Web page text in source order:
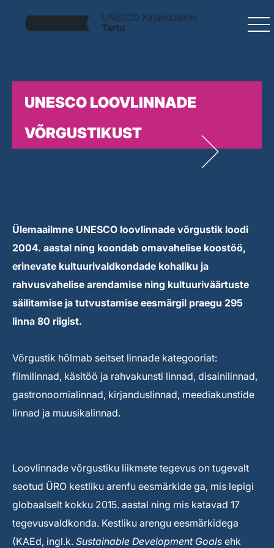
UNESCO LOOVLINNADE
VÕRGUSTIKUST
Ülemaailmne UNESCO loovlinnade võrgustik loodi
2004. aastal ning koondab omavahelise koostöö,
erinevate kultuurivaldkondade kohaliku ja
rahvusvahelise arendamise ning kultuuriväärtuste
säilitamise ja tutvustamise eesmärgil praegu 295
linna 80 riigist.
Võrgustik hõlmab seitset linnade kategooriat:
filmilinnad, käsitöö ja rahvakunsti linnad, disainilinnad,
gastronoomialinnad, kirjanduslinnad, meediakunstide
linnad ja muusikalinnad.
Loovlinnade võrgustiku liikmete tegevus on tugevalt
seotud ÜRO kestliku arenfu eesmärkide ga, mis lepigi
globaalselt kokku 2015. aastal ning mis katavad 17
tegevusvaldkonda. Kestliku arengu eesmärkidega
(KAEd, ingl.k. Sustainable Development Goals ehk